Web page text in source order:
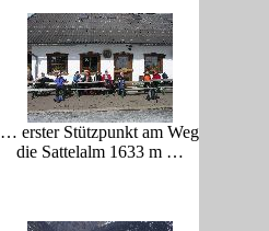
… erster Stützpunkt am Weg
die Sattelalm 1633 m …